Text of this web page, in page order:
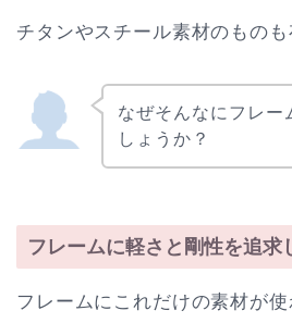
チタンやスチール素材のものも
なぜそんなにフレー
しょうか？
フレームに軽さと剛性を追求
フレームにこれだけの素材が